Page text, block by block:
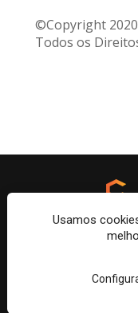
©Copyright
Todos os
Copyright
Política
Usamos